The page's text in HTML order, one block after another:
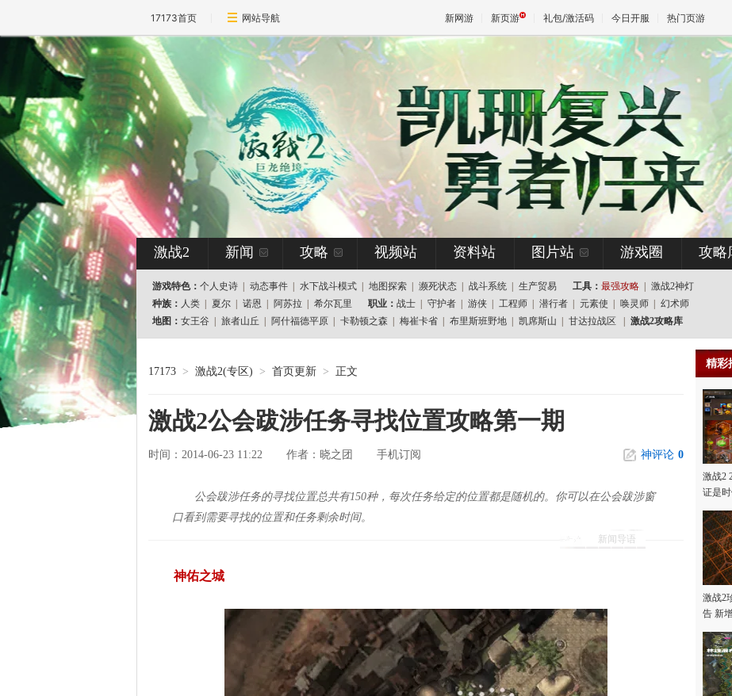
17173首页 网站导航 新网游 新页游 礼包/激活码 今日开服 热门页游
天堂
王权与自由
激战2 新闻 攻略 视频站 资料站 图片站 游戏圈 攻略
游戏特色： 个人史诗 动态事件 水下战斗模式 地图探索 濒死状态 战斗系统 生产贸易 工具： 最强攻略
激战2神灯
种族： 人类 夏尔 诺恩 阿苏拉 希尔瓦里 职业： 战士 守护者 游侠 工程师 潜行者 元素使 唤灵师
幻术师
地图： 女王谷 旅者山丘 阿什福德平原 卡勒顿之森 梅崔卡省 布里斯班野地 凯席斯山 甘达拉战区 激战2攻略库
17173 > 激战2(专区) > 首页更新 > 正文
激战2公会跋涉任务寻找位置攻略第一期
时间：2014-06-23 11:22 作者： 晓之团 手机订阅 神评论 0
新闻导语
公会跋涉任务的寻找位置总共有150种，每次任务给定的位置都是随机的。你可以在公会跋涉窗
口看到需要寻找的位置和任务剩余时间。
神佑之城
精彩
激战2
证是
激战2
告 新